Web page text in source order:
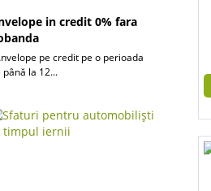
in credit 0% fara
pe credit pe o perioada
până la 12...